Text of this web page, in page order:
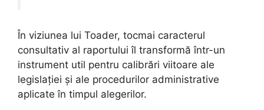
În viziunea lui Toader, tocmai caracterul
consultativ al raportului îl transformă într-un
instrument util pentru calibrări viitoare ale
legislației și ale procedurilor administrative
aplicate în timpul alegerilor.